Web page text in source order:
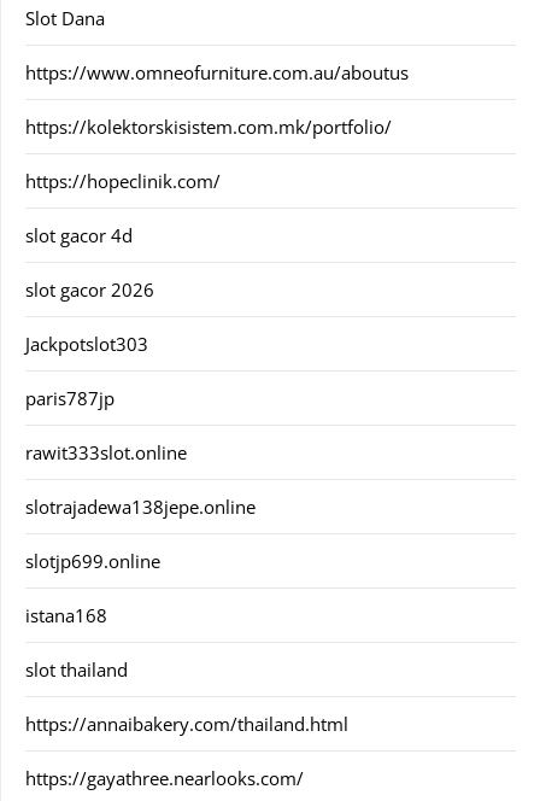
Slot Dana
https://www.omneofurniture.com.au/aboutus
https://kolektorskisistem.com.mk/portfolio/
https://hopeclinik.com/
slot gacor 4d
slot gacor 2026
Jackpotslot303
paris787jp
rawit333slot.online
slotrajadewa138jepe.online
slotjp699.online
istana168
slot thailand
https://annaibakery.com/thailand.html
https://gayathree.nearlooks.com/